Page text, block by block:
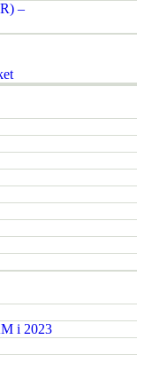
–
i 2023